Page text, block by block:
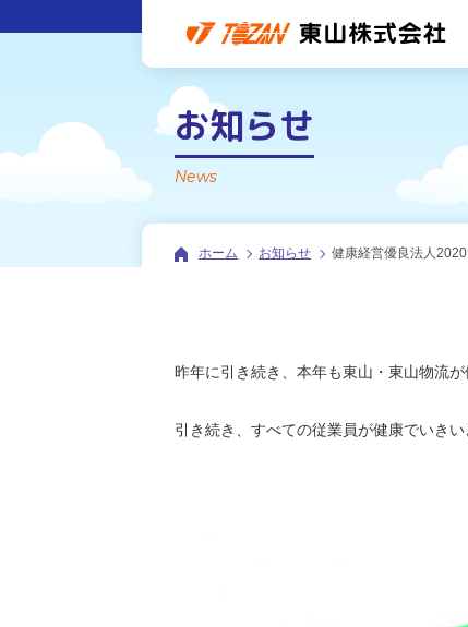
お知らせ
News
ホーム お知らせ 健康経営優良法人
昨年に引き続き、本年も東山・東山物流
引き続き、すべての従業員が健康でいき